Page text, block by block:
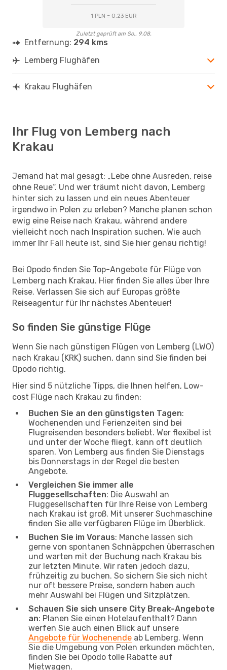
1 PLN = 0.23 EUR
Zuletzt geprüft am So., 9.08.
Entfernung: 294 kms
Lemberg Flughäfen
Krakau Flughäfen
Ihr Flug von Lemberg nach
Krakau
Jemand hat mal gesagt: „Lebe ohne Ausreden, reise
ohne Reue“. Und wer träumt nicht davon, Lemberg
hinter sich zu lassen und ein neues Abenteuer
irgendwo in Polen zu erleben? Manche planen schon
ewig eine Reise nach Krakau, während andere
vielleicht noch nach Inspiration suchen. Wie auch
immer Ihr Fall heute ist, sind Sie hier genau richtig!
Bei Opodo finden Sie Top-Angebote für Flüge von
Lemberg nach Krakau. Hier finden Sie alles über Ihre
Reise. Verlassen Sie sich auf Europas größte
Reiseagentur für Ihr nächstes Abenteuer!
So finden Sie günstige Flüge
Wenn Sie nach günstigen Flügen von Lemberg (LWO)
nach Krakau (KRK) suchen, dann sind Sie finden bei
Opodo richtig.
Hier sind 5 nützliche Tipps, die Ihnen helfen, Low-
cost Flüge nach Krakau zu finden:
Buchen Sie an den günstigsten Tagen:
Wochenenden und Ferienzeiten sind bei
Flugreisenden besonders beliebt. Wer flexibel ist
und unter der Woche fliegt, kann oft deutlich
sparen. Von Lemberg aus finden Sie Dienstags
bis Donnerstags in der Regel die besten
Angebote.
Vergleichen Sie immer alle
Fluggesellschaften: Die Auswahl an
Fluggesellschaften für Ihre Reise von Lemberg
nach Krakau ist groß. Mit unserer Suchmaschine
finden Sie alle verfügbaren Flüge im Überblick.
Buchen Sie im Voraus: Manche lassen sich
gerne von spontanen Schnäppchen überraschen
und warten mit der Buchung nach Krakau bis
zur letzten Minute. Wir raten jedoch dazu,
frühzeitig zu buchen. So sichern Sie sich nicht
nur oft bessere Preise, sondern haben auch
mehr Auswahl bei Flügen und Sitzplätzen.
Schauen Sie sich unsere City Break-Angebote
an: Planen Sie einen Hotelaufenthalt? Dann
werfen Sie auch einen Blick auf unsere
Angebote für Wochenende ab Lemberg. Wenn
Sie die Umgebung von Polen erkunden möchten,
finden Sie bei Opodo tolle Rabatte auf
Mietwagen.